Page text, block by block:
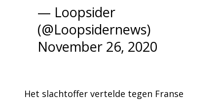
— Loopsider
(@Loopsidernews)
November 26, 2020
Het slachtoffer vertelde tegen Franse